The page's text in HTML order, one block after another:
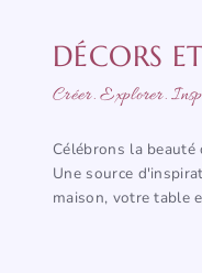
DÉCORS
Créer. Explorer.
Célébrons la
Une source
maison, votre table